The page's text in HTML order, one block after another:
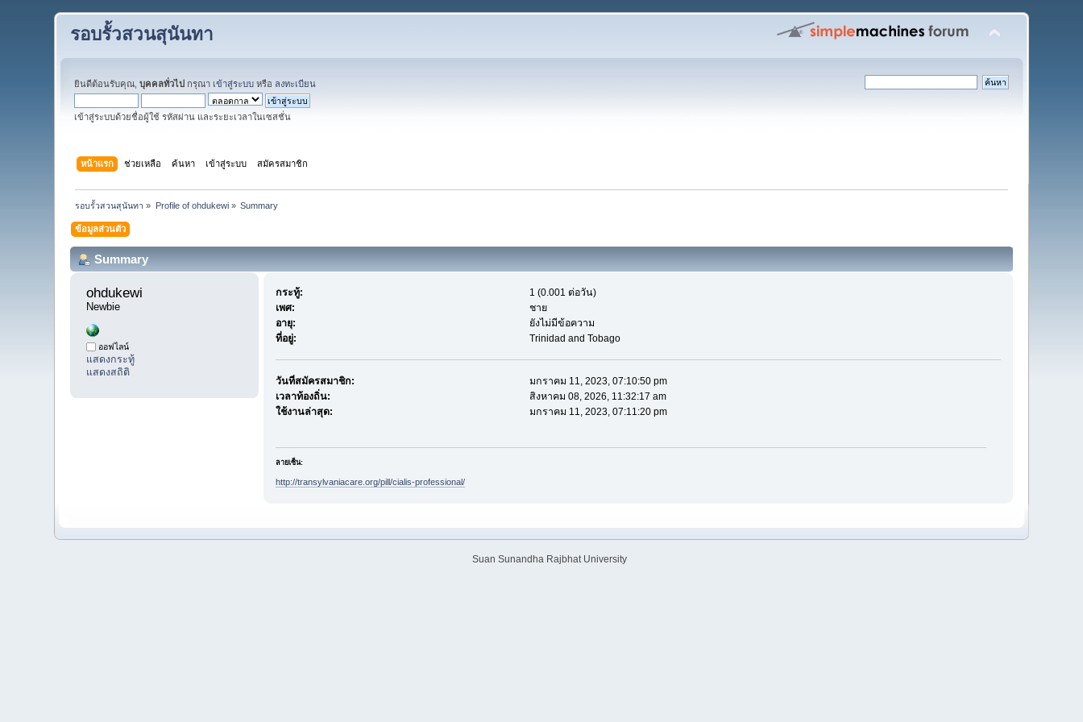
รอบรั้วสวนสุนันทา
ยินดีต้อนรับคุณ,บุคคลทั่วไป กรุณา เข้าสู่ระบบ หรือ ลงทะเบียน
เข้าสู่ระบบด้วยชื่อผู้ใช้ รหัสผ่าน และระยะเวลาในเซสชั่น
หน้าแรก ช่วยเหลือ ค้นหา เข้าสู่ระบบ สมัครสมาชิก
รอบรั้วสวนสุนันทา » Profile of ohdukewi» Summary
ข้อมูลส่วนตัว
Summary
ohdukewi
Newbie
ออฟไลน์
แสดงกระทู้
แสดงสถิติ
กระทู้:
1 (0.001 ต่อวัน)
เพศ:
ชาย
อายุ:
ยังไม่มีข้อความ
ที่อยู่:
Trinidad and Tobago
วันที่สมัครสมาชิก:
มกราคม 11, 2023, 07:10:50 pm
เวลาท้องถิ่น:
สิงหาคม 08, 2026, 11:32:17 am
ใช้งานล่าสุด:
มกราคม 11, 2023, 07:11:20 pm
ลายเซ็น:
http://transylvaniacare.org/pill/cialis-professional/
Suan Sunandha Rajbhat University